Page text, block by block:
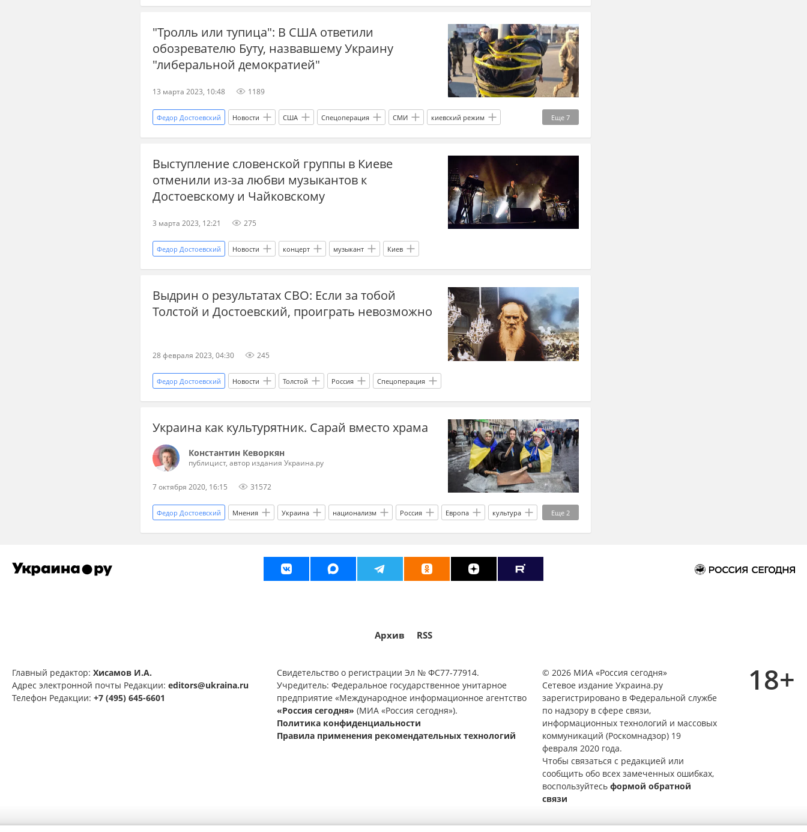
Спецоперация украинские беженцы
"Тролль или тупица": В США ответили
обозревателю Буту, назвавшему Украину
"либеральной демократией"
13 марта 2023, 10:48 1189
Еще 7
Федор Достоевский Новости США Спецоперация СМИ киевский режим
военная помощь историк Лев Толстой Репрессии на Украине НАТО Сирия
Ливия
Выступление словенской группы в Киеве
отменили из-за любви музыкантов к
Достоевскому и Чайковскому
3 марта 2023, 12:21 275
Федор Достоевский Новости концерт музыкант Киев
Выдрин о результатах СВО: Если за тобой
Толстой и Достоевский, проиграть невозможно
28 февраля 2023, 04:30 245
Федор Достоевский Новости Толстой Россия Спецоперация
Украина как культурятник. Сарай вместо храма
Константин Кеворкян
публицист, автор издания Украина.ру
7 октября 2020, 16:15 31572
Еще 2
Федор Достоевский Мнения Украина национализм Россия Европа культура
Русский мир Петр Ильич Чайковский
Архив RSS
Главный редактор: Хисамов И.А.
Адрес электронной почты Редакции: editors@ukraina.ru
Телефон Редакции: +7 (495) 645-6601
Свидетельство о регистрации Эл № ФС77-77914.
Учредитель: Федеральное государственное унитарное
предприятие «Международное информационное агентство
«Россия сегодня» (МИА «Россия сегодня»).
Политика конфиденциальности
Правила применения рекомендательных технологий
© 2026 МИА «Россия сегодня»
Сетевое издание Украина.ру
зарегистрировано в Федеральной службе
по надзору в сфере связи,
информационных технологий и массовых
коммуникаций (Роскомнадзор) 19
февраля 2020 года.
Чтобы связаться с редакцией или
сообщить обо всех замеченных ошибках,
воспользуйтесь формой обратной
связи
18+